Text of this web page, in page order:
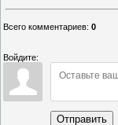
Всего комментариев: 0
Войдите:
Отправить